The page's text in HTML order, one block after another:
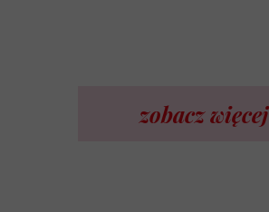
zobacz więcej